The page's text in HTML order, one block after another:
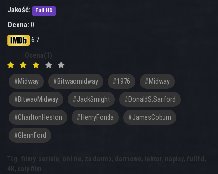
Jakość:
Full HD
Ocena: 0
6.7
Ocena(1)
#midway #bitwaomidway #1976 #Midway
#BitwaoMidway #JackSmight #DonaldS.Sanford
#CharltonHeston #HenryFonda #JamesCoburn
#GlennFord
Tagi: filmy, seriale, online, za darmo, darmowe, lektor, napisy, fullhd ,
4K, cały film